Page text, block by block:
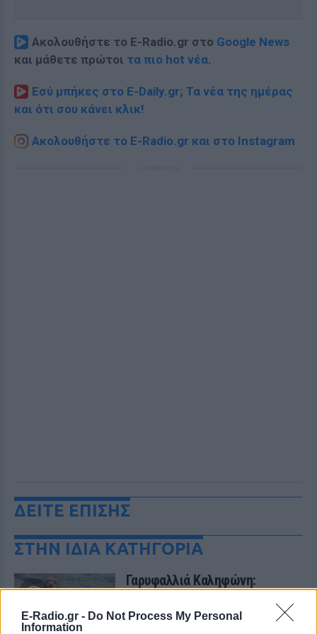
E-Radio.gr - Do Not Process My Personal
Information
Ακολουθήστε το E-Radio.gr στο Google News
και μάθετε πρώτοι τα πιο hot νέα.
Εσύ μπήκες στο E-Daily.gr; Τα νέα της ημέρας
και ότι σου κάνει κλικ!
Ακολουθήστε το E-Radio.gr και στο Instagram
ΔΕΙΤΕ ΕΠΙΣΗΣ
ΣΤΗΝ ΙΔΙΑ ΚΑΤΗΓΟΡΙΑ
Γαρυφαλλιά Καληφώνη:
Διακοπές σε Κουφονήσια και
Πάρο, χωρίς τον Χρήστο
Μάστορα – Δείτε τις